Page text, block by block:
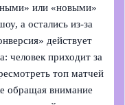
или «новыми»
а остались из‑за
действует
человек приходит за
топ матчей
обращая внимание